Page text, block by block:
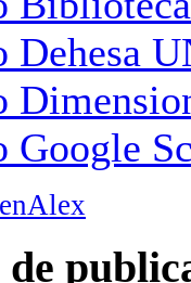
Dehesa
Google